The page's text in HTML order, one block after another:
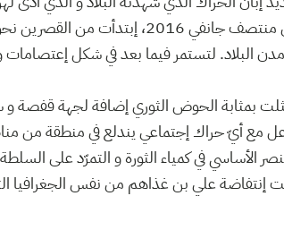
إنتشرت الإحتجاجات بداية من منتصف جانفي
البلاد. لتستمر فيما بعد في شكل
بمثابة الحوض الثوري إضافة لجهة قفصة
مع أيّ حراك إجتماعي يندلع في منطقة من
في كمياء الثورة و التمرّد على السلطة
إنتفاضة علي بن غذاهم من نفس الجغرافيا